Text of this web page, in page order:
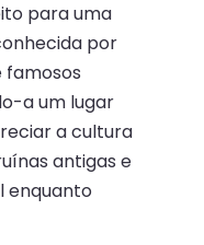
para uma
por
famosos
a um lugar
a cultura
antigas e
enquanto